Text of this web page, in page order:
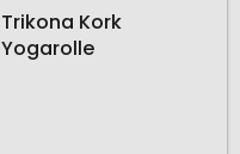
Trikona Kork
Yogarolle